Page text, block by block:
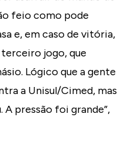
feio como pode
e, em caso de vitória,
jogo, que
Lógico que a gente
a Unisul/Cimed, mas
pressão foi grande”,